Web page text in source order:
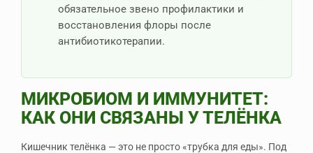
обязательное звено профилактики и
восстановления флоры после
антибиотикотерапии.
МИКРОБИОМ И ИММУНИТЕТ:
КАК ОНИ СВЯЗАНЫ У ТЕЛЁНКА
Кишечник телёнка — это не просто «трубка для еды». Под